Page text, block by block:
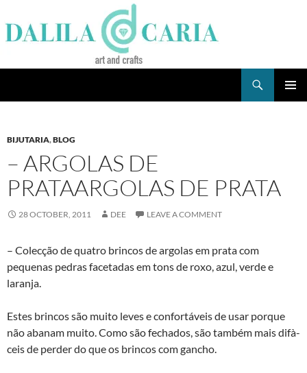
to
content
BIJUTARIA,BLOG
– ARGOLAS DE
PRATAARGOLAS DE PRATA
28 OCTOBER, 2011 DEE LEAVE A COMMENT
– Colecção de quatro brincos de argolas em prata com
pequenas pedras facetadas em tons de roxo, azul, verde e
laranja.
Estes brincos são muito leves e confortáveis de usar porque
não abanam muito. Como são fechados, são também mais difà­
ceis de perder do que os brincos com gancho.